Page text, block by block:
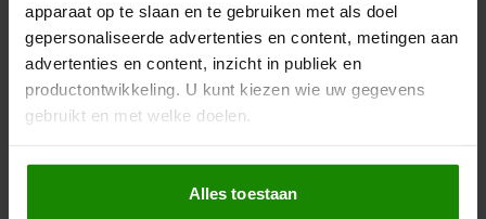
apparaat op te slaan en te gebruiken met als doel
gepersonaliseerde advertenties en content, metingen aan
advertenties en content, inzicht in publiek en
productontwikkeling. U kunt kiezen wie uw gegevens
gebruikt en met welke doelen.
Als u het toestaat, willen we ook graag:
Informatie verzamelen over uw geografische
Alles toestaan